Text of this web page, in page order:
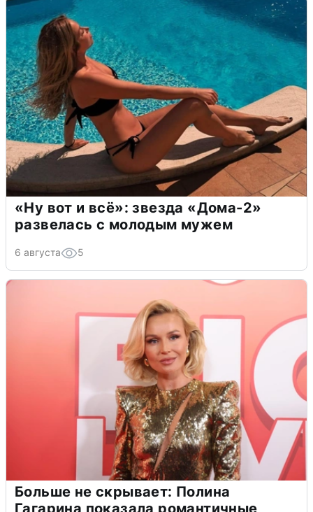
«Ну вот и всё»: звезда «Дома-2»
развелась с молодым мужем
6 августа 5
Больше не скрывает: Полина
Гагарина показала романтичные